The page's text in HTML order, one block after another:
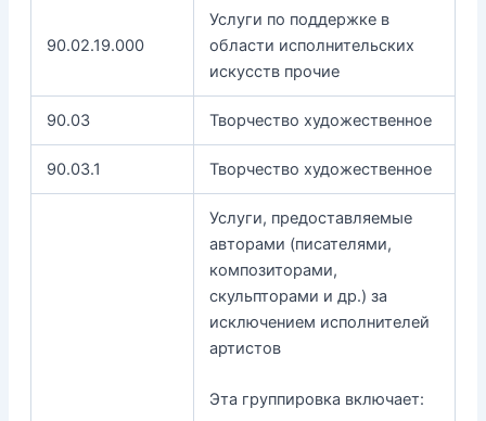
90.02.19.000
Услуги по поддержке в
области исполнительских
искусств прочие
90.03 Творчество художественное
90.03.1 Творчество художественное
Услуги, предоставляемые
авторами (писателями,
композиторами,
скульпторами и др.) за
исключением исполнителей
артистов
Эта группировка включает: